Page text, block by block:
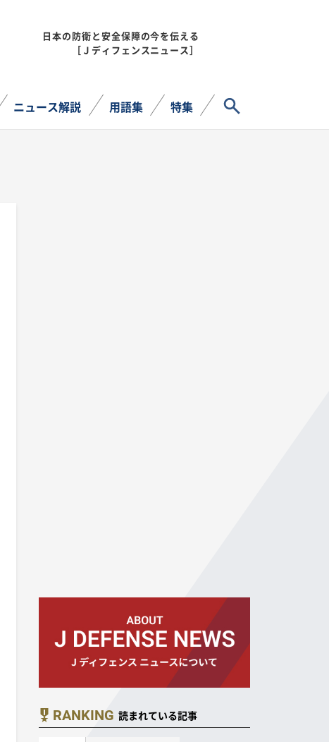
日本の防衛と安全保障の今を伝える
［Ｊディフェンスニュース］
ニュース解説 用語集 特集
RANKING 読まれている記事